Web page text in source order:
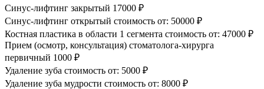
Синус-лифтинг закрытый 17000 ₽
Синус-лифтинг открытый стоимость от: 50000 ₽
Костная пластика в области 1 сегмента стоимость от: 47000 ₽
Прием (осмотр, консультация) стоматолога-хирурга
первичный 1000 ₽
Удаление зуба стоимость от: 5000 ₽
Удаление зуба мудрости стоимость от: 8000 ₽